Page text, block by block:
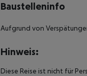
Baustelleninfo
Aufgrund von
Hinweis:
Diese Reise ist nicht für